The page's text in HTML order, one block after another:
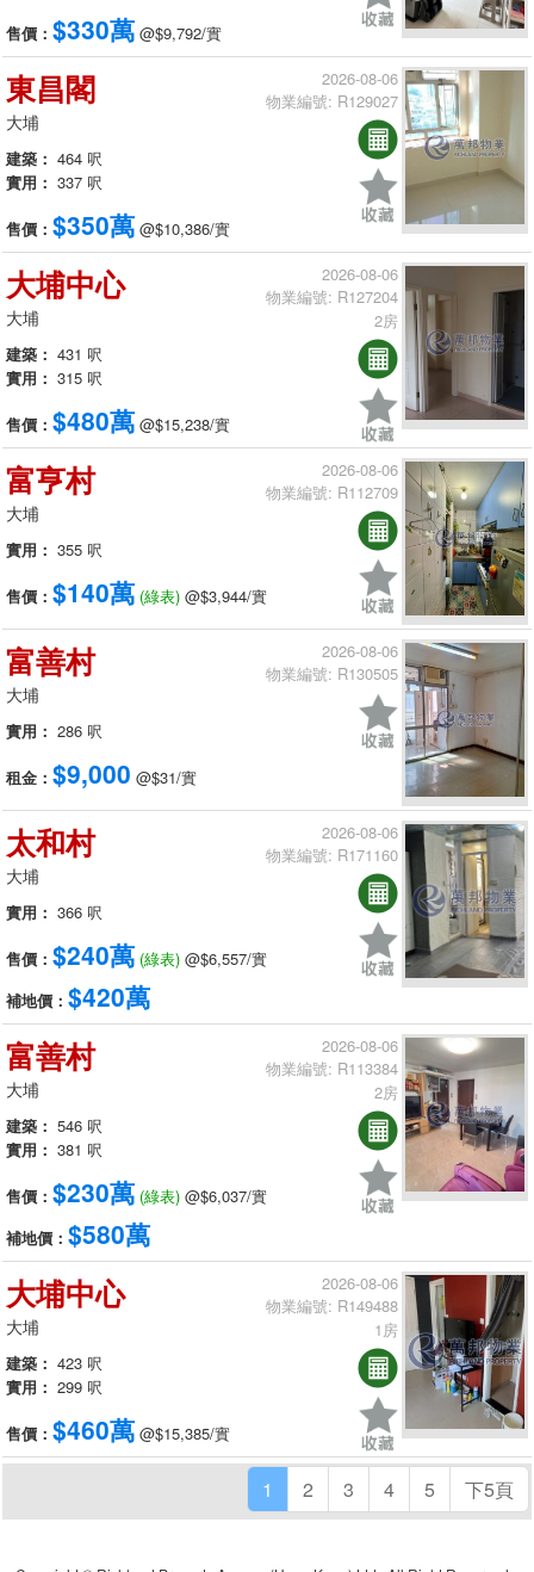
售價： $330萬 @$9,792/實
東昌閣
大埔
建築： 464 呎
實用： 337 呎
售價： $350萬 @$10,386/實
2026-08-06
物業編號: R129027
大埔中心
大埔
建築： 431 呎
實用： 315 呎
售價： $480萬 @$15,238/實
2026-08-06
物業編號: R127204
2房
富亨村
大埔
實用： 355 呎
售價： $140萬 (綠表) @$3,944/實
2026-08-06
物業編號: R112709
富善村
大埔
實用： 286 呎
租金： $9,000 @$31/實
2026-08-06
物業編號: R130505
太和村
大埔
實用： 366 呎
售價： $240萬 (綠表) @$6,557/實
補地價： $420萬
2026-08-06
物業編號: R171160
富善村
大埔
建築： 546 呎
實用： 381 呎
售價： $230萬 (綠表) @$6,037/實
補地價： $580萬
2026-08-06
物業編號: R113384
2房
大埔中心
大埔
建築： 423 呎
實用： 299 呎
售價： $460萬 @$15,385/實
2026-08-06
物業編號: R149488
1房
1 2 3 4 5 下5頁